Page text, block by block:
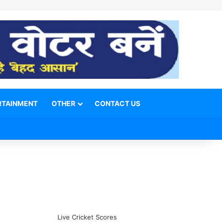
OTHER CONTACT US
Live Cricket Scores